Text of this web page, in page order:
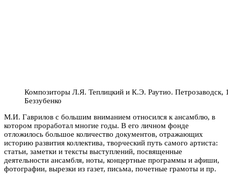
Композиторы Л.Я. Теплицкий и К.Э. Раутио.
Беззубенко
М.И. Гаврилов с большим вниманием относился к ансамблю, в
котором проработал многие годы. В его личном фонде
отложилось большое количество документов, отражающих
историю развития коллектива, творческий путь самого артиста:
статьи, заметки и тексты выступлений, посвященные
деятельности ансамбля, ноты, концертные программы и афиши,
фотографии, вырезки из газет, письма, почетные грамоты и пр.